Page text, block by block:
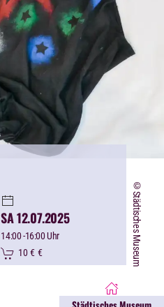
SA 12.07.2025
14:00-16:00 Uhr
10 € € ©Städtisches Museum